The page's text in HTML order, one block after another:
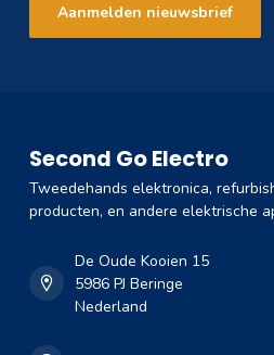
Aanmelden nieuwsbrief
Second Go Electro
Tweedehands elektronica,
producten, en andere elektrische
De Oude Kooien 15
5986 PJ Beringe
Nederland